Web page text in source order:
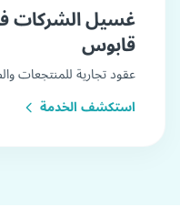
غسيل الشركات
قابوس
عقود تجارية للمنتجعات
استكشف الخدمة